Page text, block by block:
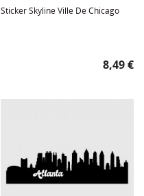
Sticker Skyline Ville De Chicago
Prix
8,49 €